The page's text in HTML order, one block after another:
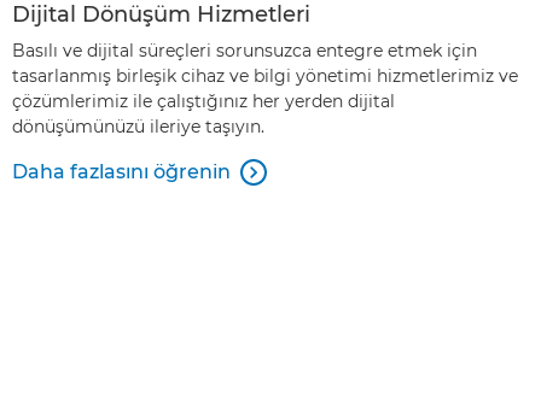
Dijital Dönüşüm Hizmetleri
Basılı ve dijital süreçleri sorunsuzca entegre etmek için
tasarlanmış birleşik cihaz ve bilgi yönetimi hizmetlerimiz ve
çözümlerimiz ile çalıştığınız her yerden dijital
dönüşümünüzü ileriye taşıyın.
Daha fazlasını öğrenin 